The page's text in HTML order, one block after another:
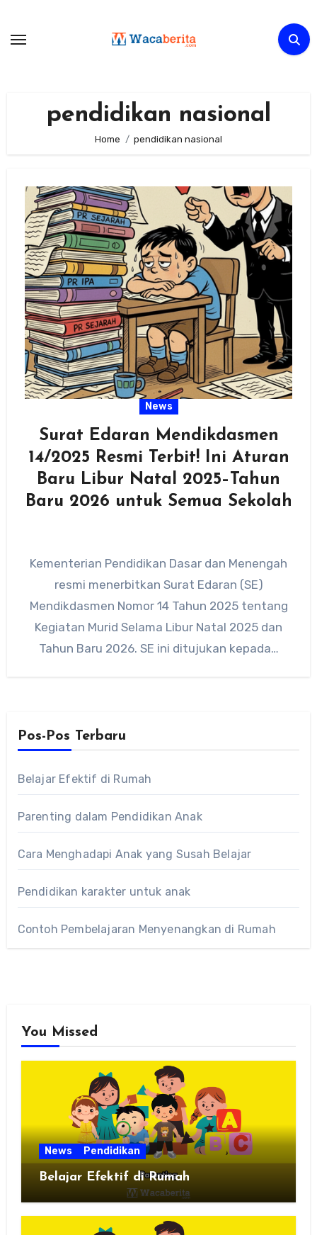
content
pendidikan nasional
Home pendidikan nasional
News
Surat Edaran Mendikdasmen
14/2025 Resmi Terbit! Ini Aturan
Baru Libur Natal 2025–Tahun
Baru 2026 untuk Semua Sekolah
Kementerian Pendidikan Dasar dan Menengah
resmi menerbitkan Surat Edaran (SE)
Mendikdasmen Nomor 14 Tahun 2025 tentang
Kegiatan Murid Selama Libur Natal 2025 dan
Tahun Baru 2026. SE ini ditujukan kepada…
Pos-Pos Terbaru
Belajar Efektif di Rumah
Parenting dalam Pendidikan Anak
Cara Menghadapi Anak yang Susah Belajar
Pendidikan karakter untuk anak
Contoh Pembelajaran Menyenangkan di Rumah
You Missed
News Pendidikan
Belajar Efektif di Rumah